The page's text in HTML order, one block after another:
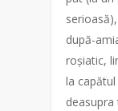
după-
roșiatic,
la